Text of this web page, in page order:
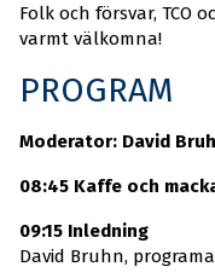
Folk och försvar, TCO
varmt välkomna!
PROGRAM
Moderator: David
08:45 Kaffe och
09:15 Inledning
David Bruhn,